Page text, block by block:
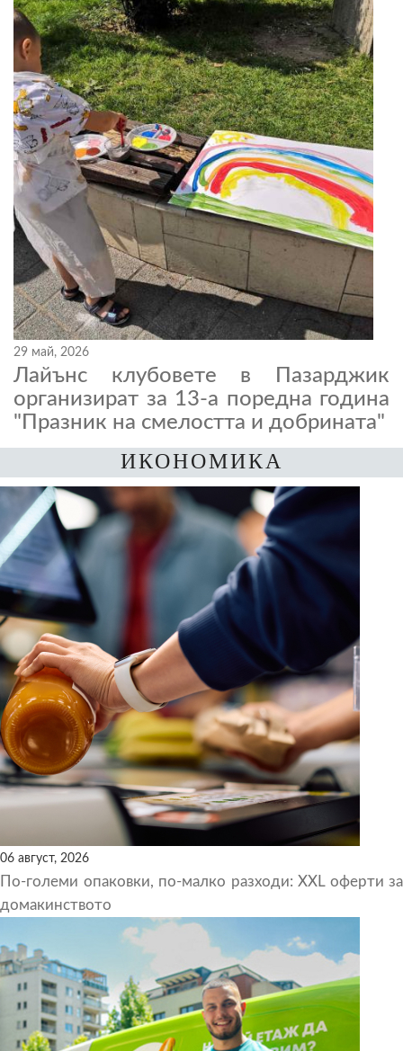
29 май, 2026
Лайънс клубовете в Пазарджик
организират за 13-а поредна година
"Празник на смелостта и добрината"
ИКОНОМИКА
06 август, 2026
По-големи опаковки, по-малко разходи: XXL оферти за
домакинството